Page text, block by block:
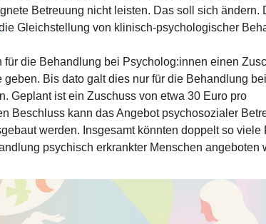
Betreuung nicht leisten. Das soll sich ändern.
Gleichstellung von klinisch-psychologischer
für die Behandlung bei Psycholog:innen einen
geben. Bis dato galt dies nur für die Behandlung bei
Geplant ist ein Zuschuss von etwa 30 Euro pro
Beschluss kann das Angebot psychosozialer
werden. Insgesamt könnten doppelt so viele
psychisch erkrankter Menschen angeboten